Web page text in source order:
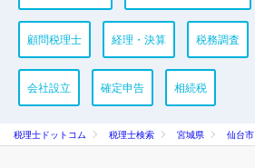
顧問税理士 経理・決算 税務調査
会社設立 確定申告 相続税
税理士ドットコム 税理士検索 宮城県 仙台市